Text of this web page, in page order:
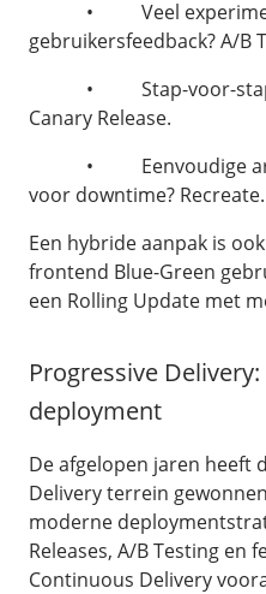
• Veel
gebruikersfeedback? A/B
• Stap-voor-stap
Canary Release.
• Eenvoudige
voor downtime? Recreate.
Een hybride aanpak is
frontend Blue-Green
een Rolling Update met
Progressive
deployment
De afgelopen jaren heeft
Delivery terrein
moderne
Releases, A/B Testing en
Continuous Delivery